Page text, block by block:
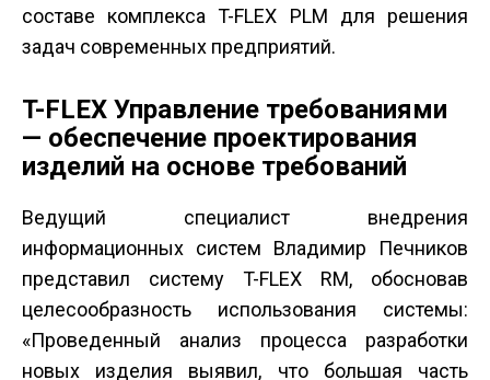
составе комплекса T-FLEX PLM для решения
задач современных предприятий.
T-FLEX Управление требованиями
— обеспечение проектирования
изделий на основе требований
Ведущий специалист внедрения
информационных систем Владимир Печников
представил систему T-FLEX RM, обосновав
целесообразность использования системы:
«Проведенный анализ процесса разработки
новых изделия выявил, что большая часть